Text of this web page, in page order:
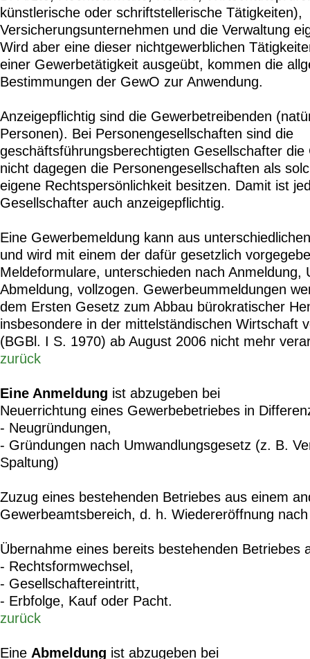
künstlerische oder schriftstellerische Tätigkeiten),
Versicherungsunternehmen und die Verwaltung
Wird aber eine dieser nichtgewerblichen
einer Gewerbetätigkeit ausgeübt, kommen die
Bestimmungen der GewO zur Anwendung.
Anzeigepflichtig sind die Gewerbetreibenden
Personen). Bei Personengesellschaften sind die
geschäftsführungsberechtigten Gesellschafter die
nicht dagegen die Personengesellschaften als
eigene Rechtspersönlichkeit besitzen. Damit ist
Gesellschafter auch anzeigepflichtig.
Eine Gewerbemeldung kann aus
und wird mit einem der dafür gesetzlich
Meldeformulare, unterschieden nach Anmeldung,
Abmeldung, vollzogen. Gewerbeummeldungen
dem Ersten Gesetz zum Abbau bürokratischer
insbesondere in der mittelständischen Wirtschaft
(BGBl. I S. 1970) ab August 2006 nicht mehr
zurück
Eine Anmeldung ist abzugeben bei
Neuerrichtung eines Gewerbebetriebes in
- Neugründungen,
- Gründungen nach Umwandlungsgesetz (z. B.
Spaltung)
Zuzug eines bestehenden Betriebes aus einem
Gewerbeamtsbereich, d. h. Wiedereröffnung
Übernahme eines bereits bestehenden Betriebes
- Rechtsformwechsel,
- Gesellschaftereintritt,
- Erbfolge, Kauf oder Pacht.
zurück
Eine Abmeldung ist abzugeben bei